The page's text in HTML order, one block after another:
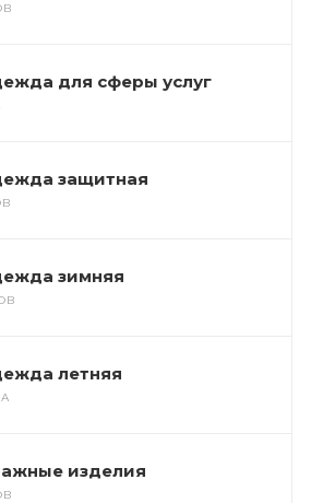
для сферы услуг
защитная
зимняя
летняя
изделия